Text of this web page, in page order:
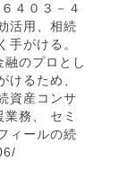
４０３－４
活用、相続
手がける。
のプロとし
けるため、
資産コンサ
務、 セミ
ィールの続